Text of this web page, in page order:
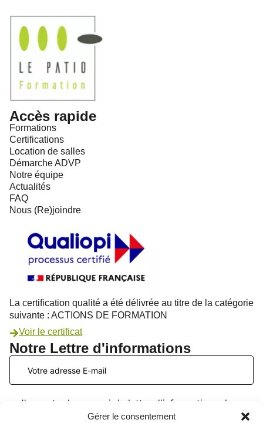
Gérer le consentement
Accès rapide
Formations
Certifications
Location de salles
Démarche ADVP
Notre équipe
Actualités
FAQ
Nous (Re)joindre
Notre Lettre d'informations
J’accepte de recevoir la lettre d'informations du
PATIO Formation. Je peux me désinscrire à tout
La certification qualité a été délivrée au titre de la catégorie
suivante : ACTIONS DE FORMATION
Voir le certificat